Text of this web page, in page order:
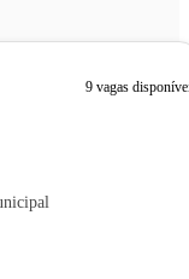
9 vagas